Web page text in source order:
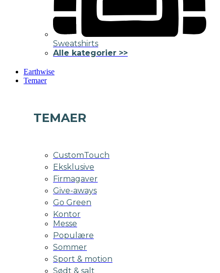
Sweatshirts
Alle kategorier >>
Earthwise
Temaer
TEMAER
CustomTouch
Eksklusive
Firmagaver
Give-aways
Go Green
Kontor
Messe
Populære
Sommer
Sport & motion
Sødt & salt